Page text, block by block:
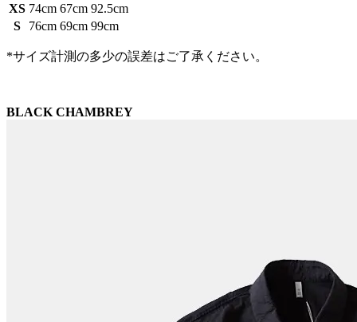
XS 74cm 67cm 92.5cm
S
76cm 69cm 99cm
*サイズ計測の多少の誤差はご了承ください。
BLACK CHAMBREY